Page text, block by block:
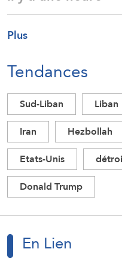
Plus
Tendances
Sud-Liban Liban
Iran
Hezbollah
Etats-Unis
Donald Trump
En Lien